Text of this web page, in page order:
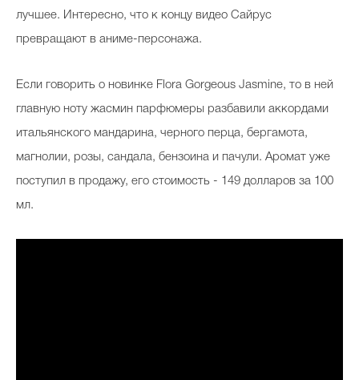
лучшее. Интересно, что к концу видео Сайрус
превращают в аниме-персонажа.
Если говорить о новинке Flora Gorgeous Jasmine, то в ней
главную ноту жасмин парфюмеры разбавили аккордами
итальянского мандарина, черного перца, бергамота,
магнолии, розы, сандала, бензоина и пачули. Аромат уже
поступил в продажу, его стоимость - 149 долларов за 100
мл.